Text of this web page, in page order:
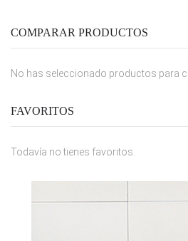
COMPARAR PRODUCTOS
No has seleccionado productos para
FAVORITOS
Todavía no tienes favoritos.